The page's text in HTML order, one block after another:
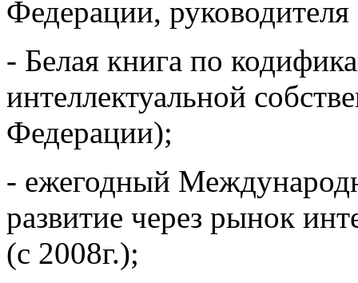
Федерации,
- Белая книга по
интеллектуальной
Федерации);
- ежегодный
развитие через рынок
(с 2008г.);